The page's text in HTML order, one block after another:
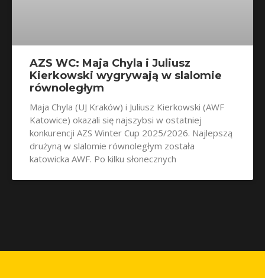
AZS WC: Maja Chyla i Juliusz
Kierkowski wygrywają w slalomie
równoległym
Maja Chyla (UJ Kraków) i Juliusz Kierkowski (AWF
Katowice) okazali się najszybsi w ostatniej
konkurencji AZS Winter Cup 2025/2026. Najlepszą
drużyną w slalomie równoległym została
katowicka AWF. Po kilku słonecznych